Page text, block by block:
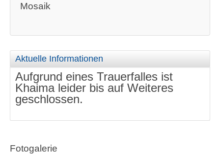
Mosaik
Aktuelle Informationen
Aufgrund eines Trauerfalles ist
Khaima leider bis auf Weiteres
geschlossen.
Fotogalerie